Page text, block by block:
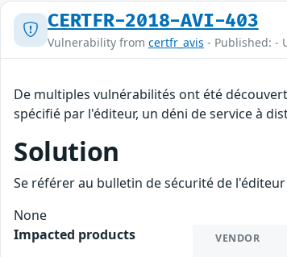
CERTFR-2018-AVI-403
Vulnerability from certfr_avis - Published: -
De multiples vulnérabilités ont été
spécifié par l'éditeur, un déni de service à
Solution
Se référer au bulletin de sécurité de
None
Impacted products
VENDOR